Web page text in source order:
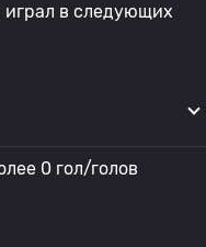
играл в следующих
0 гол/голов